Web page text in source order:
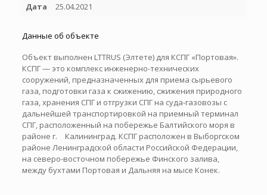
Дата 25.04.2021
Данные об объекте
Объект выполнен LTTRUS (Элтете) для КСПГ «Портовая».
КСПГ — это комплекс инженерно-технических
сооружений, предназначенных для приема сырьевого
газа, подготовки газа к сжижению, сжижения природного
газа, хранения СПГ и отгрузки СПГ на суда-газовозы с
дальнейшей транспортировкой на приемный терминал
СПГ, расположенный на побережье Балтийского моря в
районе г. Калининград. КСПГ расположен в Выборгском
районе Ленинградской области Российской Федерации,
на северо-восточном побережье Финского залива,
между бухтами Портовая и Дальняя на мысе Конек.